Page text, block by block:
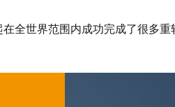
全世界范围内成功完成了很多重